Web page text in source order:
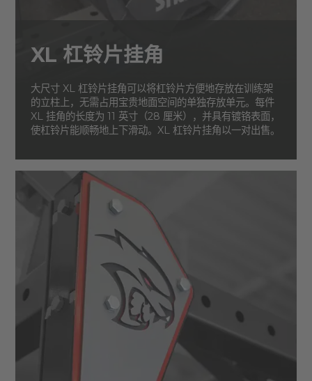
XL 杠铃片挂角
大尺寸 XL 杠铃片挂角可以将杠铃片方便地存放在训练架
的立柱上，无需占用宝贵地面空间的单独存放单元。每件
XL 挂角的长度为 11 英寸（28 厘米），并具有镀铬表面，
使杠铃片能顺畅地上下滑动。XL 杠铃片挂角以一对出售。